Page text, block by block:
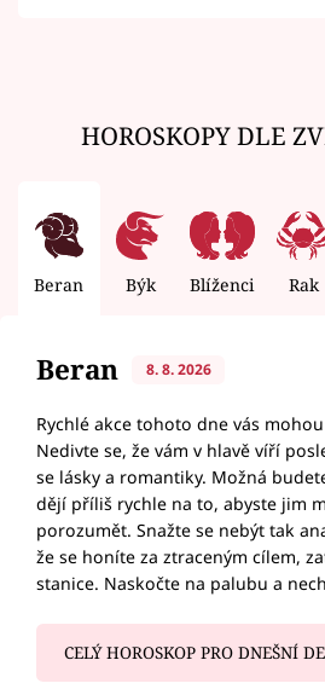
HOROSKOPY DLE
Beran Býk Blíženci Rak
Beran 8. 8. 2026
Rychlé akce tohoto dne vás
Nedivte se, že vám v hlavě víří
se lásky a romantiky. Možná
dějí příliš rychle na to, abyste jim
porozumět. Snažte se nebýt tak
že se honíte za ztraceným cílem,
stanice. Naskočte na palubu a
CELÝ HOROSKOP PRO DNEŠNÍ